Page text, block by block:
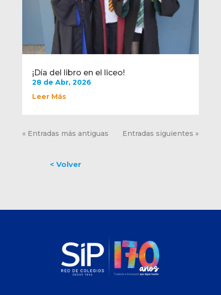
¡Día del libro en el liceo!
28 de Abr, 2026
Leer Más
« Entradas más antiguas Entradas siguientes »